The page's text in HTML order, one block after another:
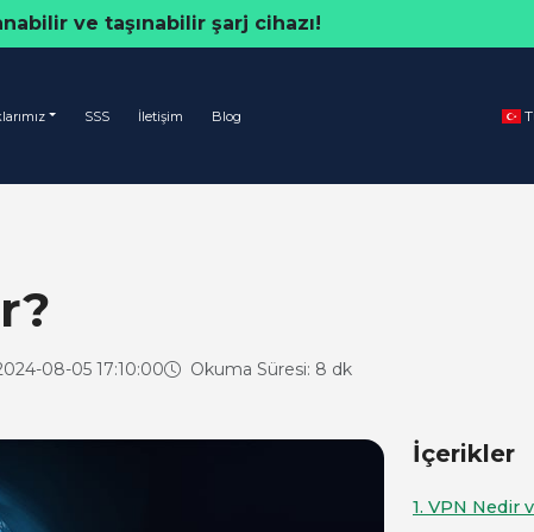
ve taşınabilir şarj cihazı!
SSS İletişim Blog
08-05 17:10:00 Okuma Süresi: 8 dk
İçerikler
1. VPN Nedir